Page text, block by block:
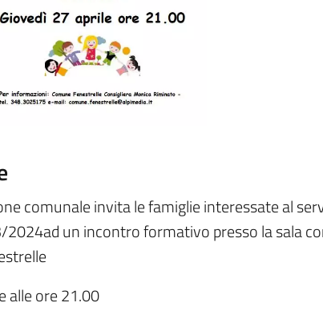
comunale invita le famiglie interessate al
un incontro formativo presso la sala
alle ore 21.00